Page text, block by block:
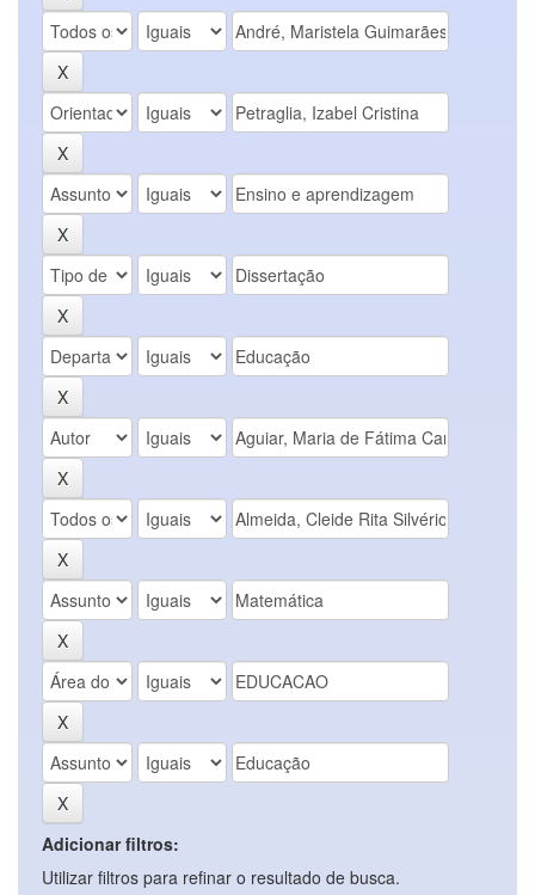
Adicionar filtros:
Utilizar filtros para refinar o resultado de busca.